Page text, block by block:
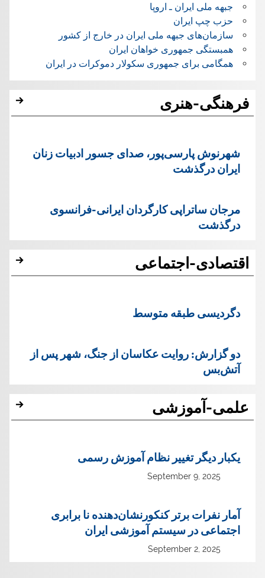
جبهه ملی ایران ـ اروپا
حزب چپ ایران
سازمان‌های جبهه ملی ایران در خارج از کشور
همبستگی جمهوری خواهان ایران
همگامی برای جمهوری سکولار دموکرات در ایران
فرهنگی-هنری
شهرنوش پارسی‌پور، صدای جسور ادبیات زنان
ایران درگذشت
مرجان ساتراپی کارگردان ایرانی-فرانسوی
درگذشت
اقتصادی-اجتماعی
دگردیسی طبقه متوسط
دو گزارش: روایت عکاسان از جنگ، شهر پس از
آتش‌بس
علمی-آموزشی
یک‏بار دیگر تغییر نظام آموزش رسمی
September 9, 2025
آمار نفرات برتر کنکورنشان‌دهنده نا برابری
اجتماعی در سیستم آموزشی ایران
September 2, 2025